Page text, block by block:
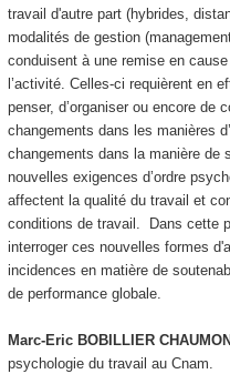
travail d'autre part (hybrides,
modalités de gestion
conduisent à une remise en
l’activité. Celles-ci requièrent en
penser, d’organiser ou encore de
changements dans les manières
changements dans la manière de
nouvelles exigences d’ordre
affectent la qualité du travail et
conditions de travail. Dans cette
interroger ces nouvelles formes
incidences en matière de
de performance globale.
Marc-Eric BOBILLIER CHAUMON
psychologie du travail au Cnam.